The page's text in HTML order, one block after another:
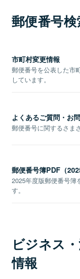
郵便番号
市町村変更情報
郵便番号を公表した市
しています。
よくあるご質問・お
郵便番号に関するさま
郵便番号簿PDF（
2025年度版郵便番号簿
す。
ビジネス
情報